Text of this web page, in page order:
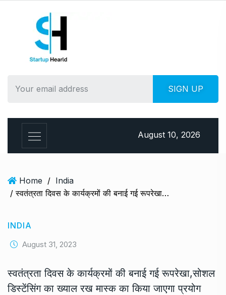
August 10, 2026
Home / India
/ स्वतंत्रता दिवस के कार्यक्रमों की बनाई गई रूपरेखा,सोशल डिस्टेंसिंग का ख्याल रख मास्क का किया जाएगा प्रयोग
INDIA
August 31, 2023
स्वतंत्रता दिवस के कार्यक्रमों की बनाई गई रूपरेखा,सोशल
डिस्टेंसिंग का ख्याल रख मास्क का किया जाएगा प्रयोग